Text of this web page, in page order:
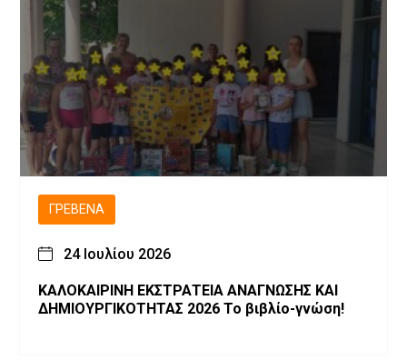
ΓΡΕΒΕΝΆ
24 Ιουλίου 2026
ΚΑΛΟΚΑΙΡΙΝΗ ΕΚΣΤΡΑΤΕΙΑ ΑΝΑΓΝΩΣΗΣ ΚΑΙ
ΔΗΜΙΟΥΡΓΙΚΟΤΗΤΑΣ 2026 Το βιβλίο-γνώση!